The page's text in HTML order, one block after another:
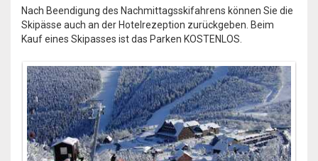
Nach Beendigung des Nachmittagsskifahrens können Sie die
Skipässe auch an der Hotelrezeption zurückgeben. Beim
Kauf eines Skipasses ist das Parken KOSTENLOS.